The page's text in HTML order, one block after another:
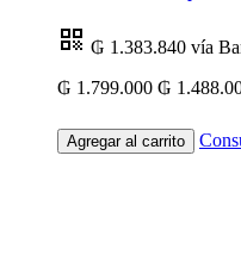
₲ 1.383.840 vía
₲ 1.799.000 ₲
Agregar al carrito